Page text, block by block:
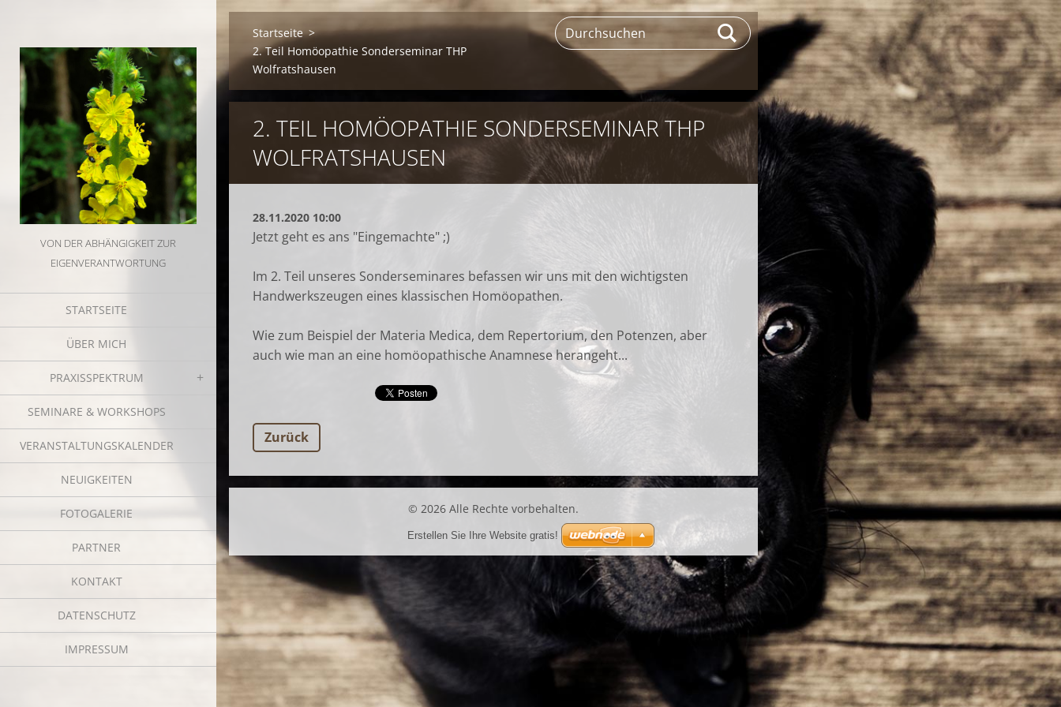
VON DER ABHÄNGIGKEIT ZUR
EIGENVERANTWORTUNG
STARTSEITE
ÜBER MICH
PRAXISSPEKTRUM
SEMINARE & WORKSHOPS
VERANSTALTUNGSKALENDER
NEUIGKEITEN
FOTOGALERIE
PARTNER
KONTAKT
DATENSCHUTZ
IMPRESSUM
Startseite >
2. Teil Homöopathie Sonderseminar THP
Wolfratshausen
2. TEIL HOMÖOPATHIE SONDERSEMINAR THP
WOLFRATSHAUSEN
28.11.2020 10:00
Jetzt geht es ans "Eingemachte" ;)
Im 2. Teil unseres Sonderseminares befassen wir uns mit den wichtigsten
Handwerkszeugen eines klassischen Homöopathen.
Wie zum Beispiel der Materia Medica, dem Repertorium, den Potenzen, aber
auch wie man an eine homöopathische Anamnese herangeht...
Zurück
© 2026 Alle Rechte vorbehalten.
Erstellen Sie Ihre Website gratis!